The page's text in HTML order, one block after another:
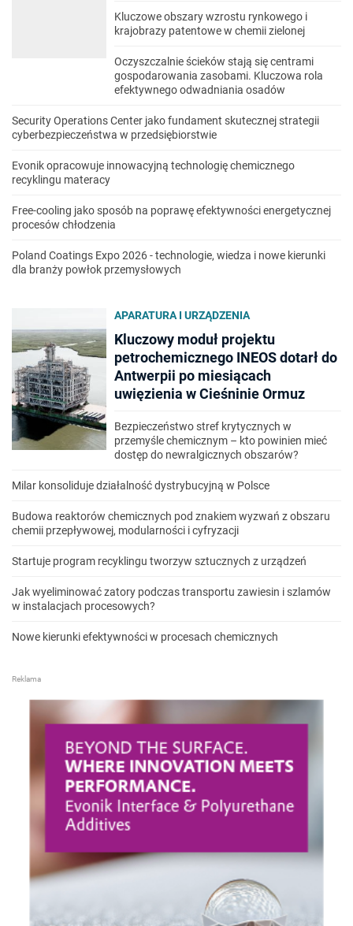
Kluczowe obszary wzrostu rynkowego i
krajobrazy patentowe w chemii zielonej
Oczyszczalnie ścieków stają się centrami
gospodarowania zasobami. Kluczowa rola
efektywnego odwadniania osadów
Security Operations Center jako fundament skutecznej strategii
cyberbezpieczeństwa w przedsiębiorstwie
Evonik opracowuje innowacyjną technologię chemicznego
recyklingu materacy
Free-cooling jako sposób na poprawę efektywności energetycznej
procesów chłodzenia
Poland Coatings Expo 2026 - technologie, wiedza i nowe kierunki
dla branży powłok przemysłowych
APARATURA I URZĄDZENIA
Kluczowy moduł projektu
petrochemicznego INEOS dotarł do
Antwerpii po miesiącach
uwięzienia w Cieśninie Ormuz
Bezpieczeństwo stref krytycznych w
przemyśle chemicznym – kto powinien mieć
dostęp do newralgicznych obszarów?
Milar konsoliduje działalność dystrybucyjną w Polsce
Budowa reaktorów chemicznych pod znakiem wyzwań z obszaru
chemii przepływowej, modularności i cyfryzacji
Startuje program recyklingu tworzyw sztucznych z urządzeń
Jak wyeliminować zatory podczas transportu zawiesin i szlamów
w instalacjach procesowych?
Nowe kierunki efektywności w procesach chemicznych